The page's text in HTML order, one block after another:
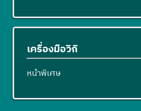
เครื่องมือวิกิ
หน้าพิเศษ